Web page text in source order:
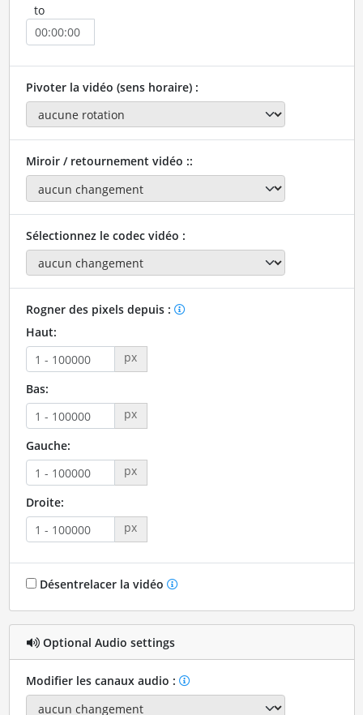
to
Pivoter la vidéo (sens horaire) :
Miroir / retournement vidéo ::
Sélectionnez le codec vidéo :
Rogner des pixels depuis :
Haut:
px
Bas:
px
Gauche:
px
Droite:
px
Désentrelacer la vidéo
Optional Audio settings
Modifier les canaux audio :